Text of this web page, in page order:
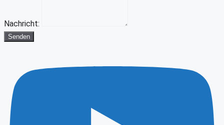
Nachricht:
Senden